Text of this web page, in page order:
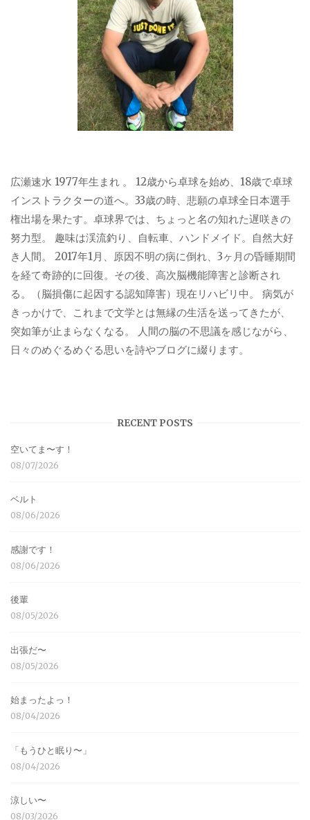
広瀬速水 1977年生まれ 。 12歳から卓球を始め、18歳で卓球
インストラクターの道へ。33歳の時、悲願の卓球全日本選手
権出場を果たす。卓球界では、ちょっと名の知れた遅咲きの
努力型。 趣味は渓流釣り、自転車、ハンドメイド。自然大好
き人間。 2017年1月、原因不明の病に倒れ、3ヶ月の昏睡期間
を経て奇跡的に回復。その後、高次脳機能障害と診断され
る。（脳損傷に起因する認知障害）現在リハビリ中。 病気が
きっかけで、これまで文学とは無縁の生活を送ってきたが、
突如筆が止まらなくなる。 人間の脳の不思議を感じながら、
日々のめぐるめぐる思いを詩やブログに綴ります。
RECENT POSTS
空いてま〜す！
08/07/2026
ベルト
08/06/2026
感謝です！
08/06/2026
後輩
08/05/2026
出張だ〜
08/05/2026
始まったよっ！
08/04/2026
「もうひと眠り〜」
08/04/2026
涼しい〜
08/03/2026